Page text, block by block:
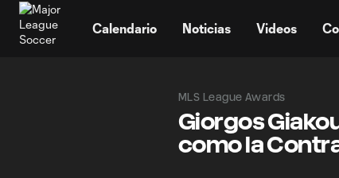
Calendario Noticias Videos
MLS League Awards
Giorgos
como la